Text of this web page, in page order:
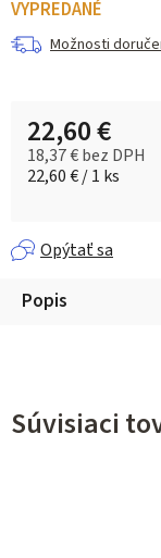
VYPREDANÉ
Možnosti
22,60 €
18,37 € bez DPH
Jednotková cena:
22,60 € / 1 ks
Opýtať sa
Popis
Súvisiaci